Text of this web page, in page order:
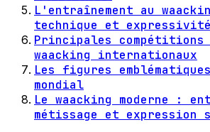
L'entraînement au
technique et expressivité
Principales compétitions
waacking internationaux
Les figures
mondial
Le waacking moderne :
métissage et expression